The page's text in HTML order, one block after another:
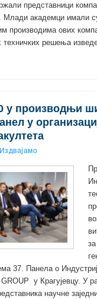
представници
Млади академци имали
производима ових
техничких решења
у производњи
у
Издвајамо
37. Панела о
у Крагујевцу. У
научне